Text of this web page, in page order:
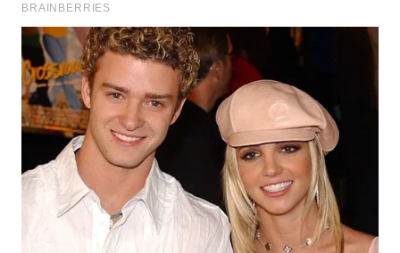
WN
SUKABUMI
WN
PURWAKARTA
WN
PRIANGAN
TIMUR